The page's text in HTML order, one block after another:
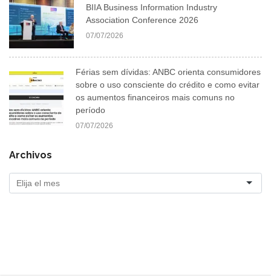
BIIA Business Information Industry
Association Conference 2026
07/07/2026
Férias sem dívidas: ANBC orienta consumidores
sobre o uso consciente do crédito e como evitar
os aumentos financeiros mais comuns no
período
07/07/2026
Archivos